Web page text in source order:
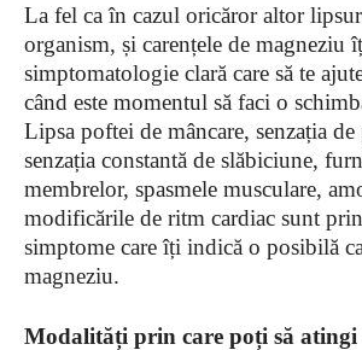
La fel ca în cazul oricăror altor
organism, și carențele de magneziu
simptomatologie clară care să te
când este momentul să faci o
Lipsa poftei de mâncare, senzația de
senzația constantă de slăbiciune,
membrelor, spasmele musculare,
modificările de ritm cardiac sunt
simptome care îți indică o posibilă
magneziu.
Modalități prin care poți să atingi